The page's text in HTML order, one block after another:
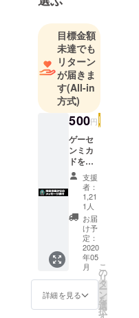
目標金額
未達でも
リターン
が届きま
す(All-in
方式)
500円
ゲーセ
ンミカ
ドを応
援（頑
張ろう
よ！）
ゲーセ
ンミカ
ドをこ
よなく
愛する
皆様か
らの温
かいご
支援あ
支援
者：
1,21
1人
お届
け予
定：
2020
年05
月
詳細を見る
こ
の
リ
タ
ー
ン
を
選
択